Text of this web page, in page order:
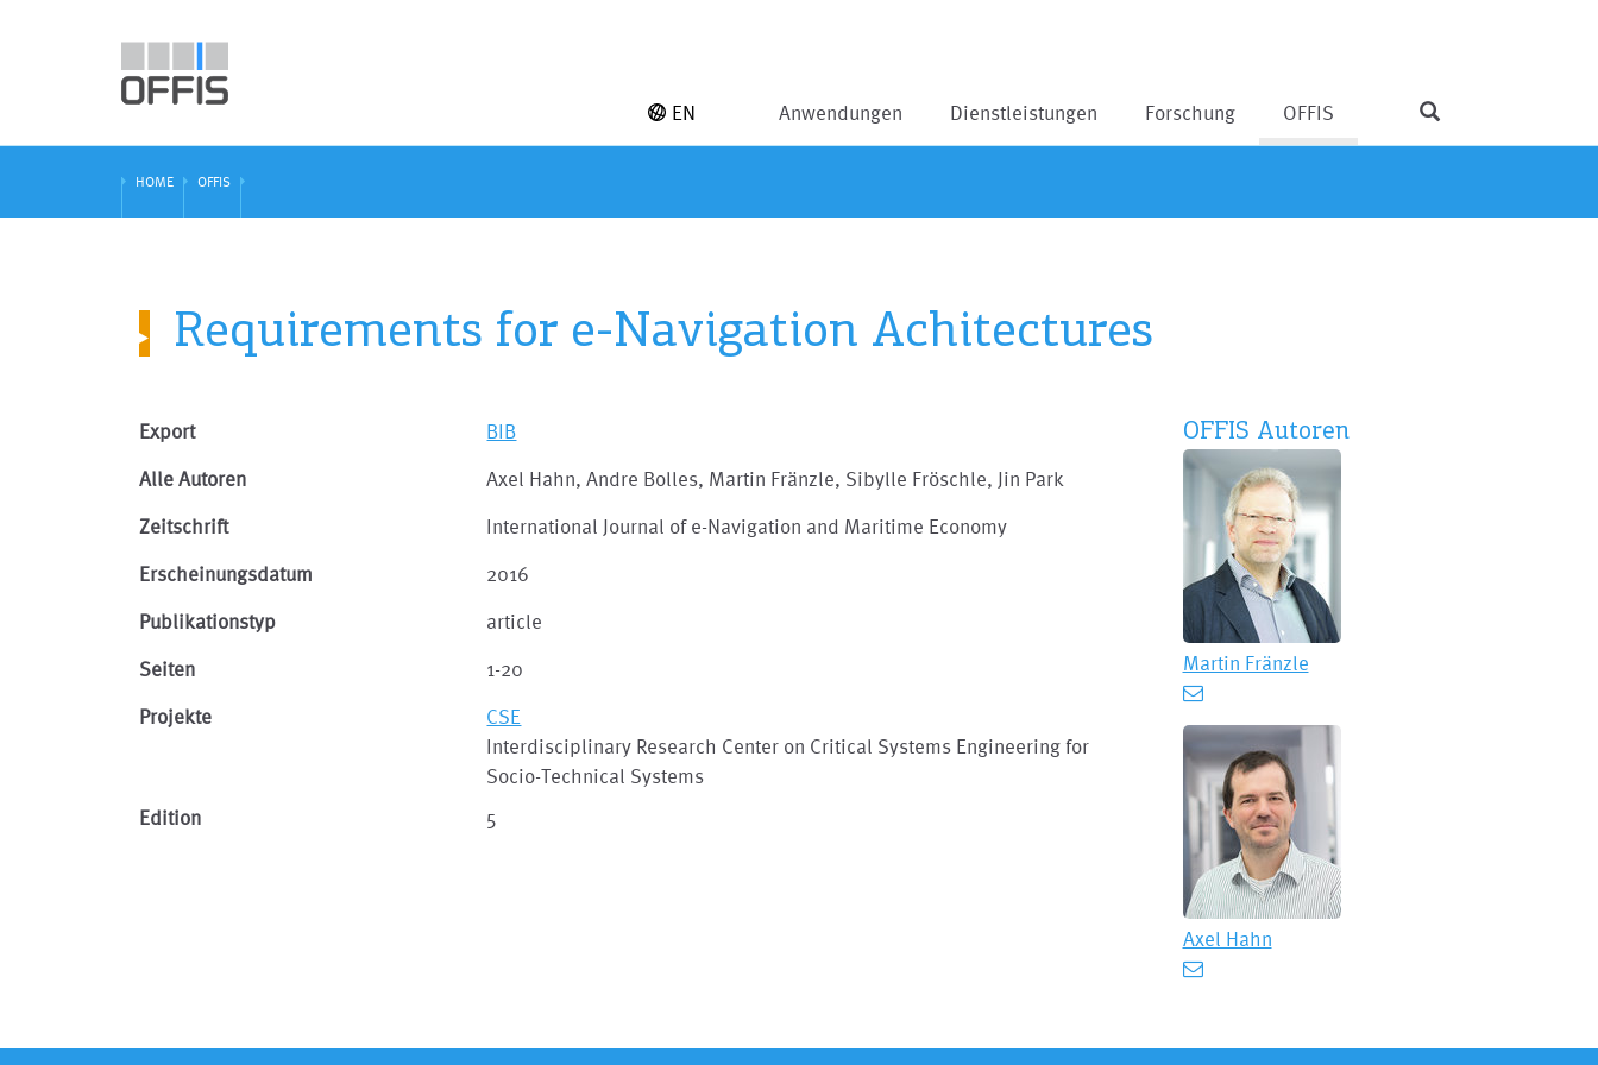
Anwendungen Dienstleistungen Forschung OFFIS
EN
HOME OFFIS
Requirements for e-Navigation Achitectures
Export BIB
Alle Autoren Axel Hahn, Andre Bolles, Martin Fränzle, Sibylle Fröschle, Jin Park
Zeitschrift International Journal of e-Navigation and Maritime Economy
Erscheinungsdatum 2016
Publikationstyp article
Seiten 1-20
Projekte
CSE
Interdisciplinary Research Center on Critical Systems Engineering for
Socio-Technical Systems
Edition
5
OFFIS Autoren
Martin Fränzle
Axel Hahn